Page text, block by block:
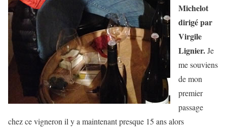
Michelot
dirigé par
Virgile
Lignier.Je
me souviens
de mon
premier
passage
chez ce vigneron il y a maintenant presque 15 ans alors